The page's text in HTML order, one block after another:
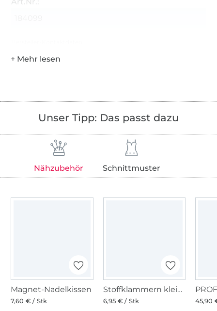
Unser Tipp: Das passt dazu
Nähzubehör Schnittmuster
Magnet-Nadelkissen
7,60 € / Stk
Stoffklammern klein 20 Stk., bunt
6,95 € / Stk 45,90